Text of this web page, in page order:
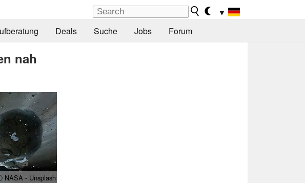
▼
Deals Suche Jobs Forum
nah
NASA - Unsplash